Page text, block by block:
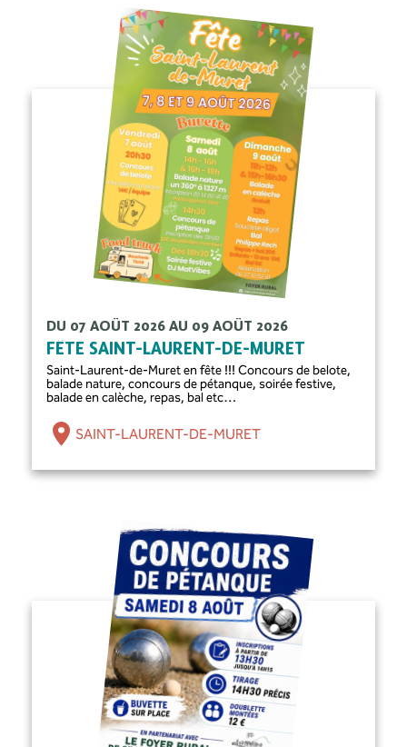
DU 07 AOÛT 2026 AU 09 AOÛT 2026
FÊTE SAINT-LAURENT-DE-MURET
Saint-Laurent-de-Muret en fête !!! Concours de belote,
balade nature, concours de pétanque, soirée festive,
balade en calèche, repas, bal etc…
SAINT-LAURENT-DE-MURET